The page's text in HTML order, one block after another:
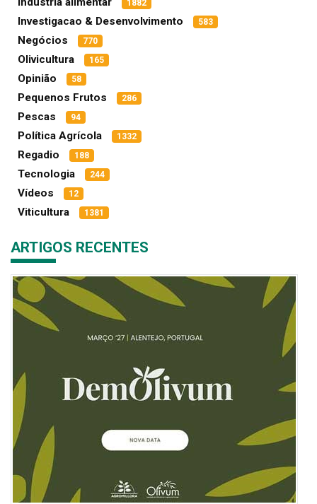
1882
Investigacao & Desenvolvimento 583
Negócios 770
Olivicultura 165
Opinião 58
Pequenos Frutos 286
Pescas 94
Política Agrícola 1332
Regadio 188
Tecnologia 244
Vídeos 12
Viticultura 1381
ARTIGOS RECENTES